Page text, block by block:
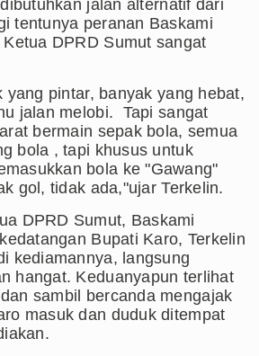
Orientasi Seksual Hanya
jalan alternatif dari
tentunya peranan Baskami
DPRD Sumut sangat
yang pintar, banyak yang hebat,
jalan melobi. Tapi sangat
bermain sepak bola, semua
bola , tapi khusus untuk
bola ke "Gawang"
gol, tidak ada,"ujar Terkelin.
DPRD Sumut, Baskami
Bupati Karo, Terkelin
kediamannya, langsung
hangat. Keduanyapun terlihat
sambil bercanda mengajak
masuk dan duduk ditempat